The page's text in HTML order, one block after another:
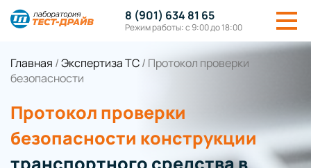
8 (901) 634 81 65
Режим работы: с 9:00 до 18:00
Главная /Экспертиза ТС/ Протокол проверки
безопасности
Протокол проверки
безопасности конструкции